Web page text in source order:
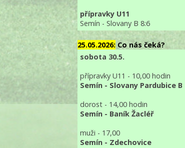
přípravky U11
Semín - Slovany B 8:6
25.05.2026: Co nás čeká?
sobota 30.5.
přípravky U11 - 10,00 hodin
Semín - Slovany Pardubice B
dorost - 14,00 hodin
Semín - Baník Žacléř
muži - 17,00
Semín - Zdechovice